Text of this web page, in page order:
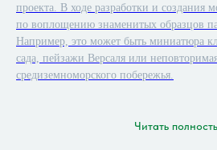
проекта. В ходе разработки и создания
по воплощению знаменитых образцов
Например, это может быть миниатюра
сада, пейзажи Версаля или
средиземноморского побережья.
Читать